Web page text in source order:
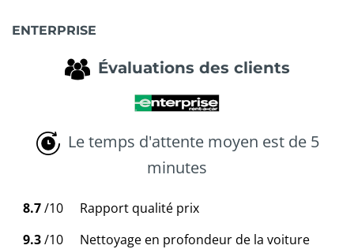
ENTERPRISE
Évaluations des clients
Le temps d'attente moyen est de 5
minutes
8.7/10
Rapport qualité prix
9.3/10
Nettoyage en profondeur de la voiture